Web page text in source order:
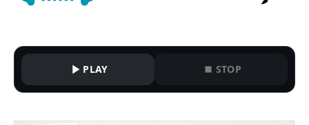
PLAY STOP